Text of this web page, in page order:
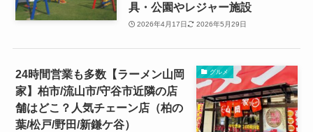
具・公園やレジャー施設
2026年4月17日 2026年5月29日
グルメ
24時間営業も多数【ラーメン山岡
家】柏市/流山市/守谷市近隣の店
舗はどこ？人気チェーン店（柏の
葉/松戸/野田/新鎌ケ谷）